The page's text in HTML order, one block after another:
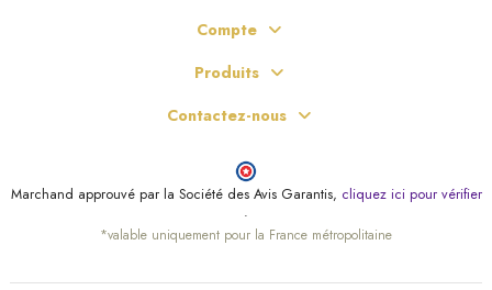
Compte
Produits
Contactez-nous
Marchand approuvé par la Société des Avis Garantis, cliquez ici pour vérifier
.
*valable uniquement pour la France métropolitaine